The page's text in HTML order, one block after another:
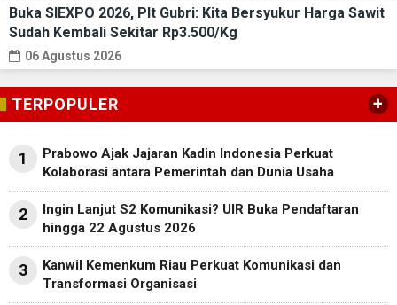
Buka SIEXPO 2026, Plt Gubri: Kita Bersyukur Harga Sawit
Sudah Kembali Sekitar Rp3.500/Kg
06 Agustus 2026
TERPOPULER +
1
Prabowo Ajak Jajaran Kadin Indonesia Perkuat
Kolaborasi antara Pemerintah dan Dunia Usaha
2
Ingin Lanjut S2 Komunikasi? UIR Buka Pendaftaran
hingga 22 Agustus 2026
3
Kanwil Kemenkum Riau Perkuat Komunikasi dan
Transformasi Organisasi